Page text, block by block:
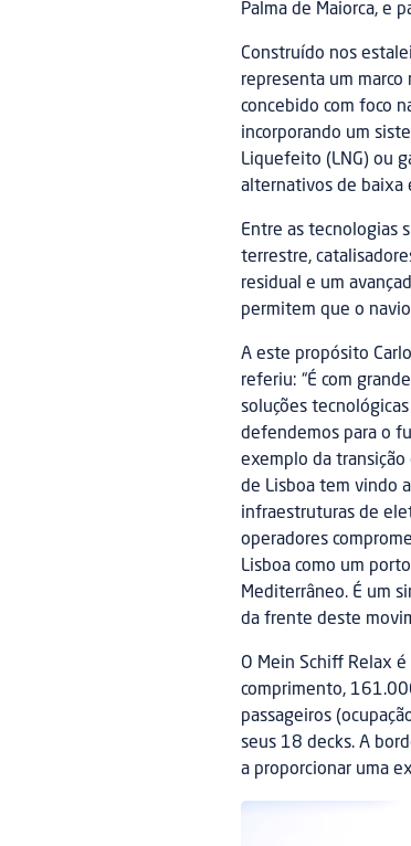
Palma de Maiorca, e
Construído nos
representa um
concebido com foco
incorporando um
Liquefeito (LNG) ou
alternativos de baixa
Entre as tecnologias
terrestre,
residual e um
permitem que o
A este propósito
referiu: “É com
soluções
defendemos para o
exemplo da transição
de Lisboa tem vindo
infraestruturas de
operadores
Lisboa como um
Mediterrâneo. É um
da frente deste
O Mein Schiff Relax
comprimento,
passageiros
seus 18 decks. A
a proporcionar uma